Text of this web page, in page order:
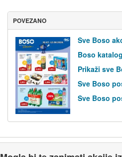
POVEZANO
Sve Boso
Boso katalog
Prikaži sve
Sve Boso
Sve Boso